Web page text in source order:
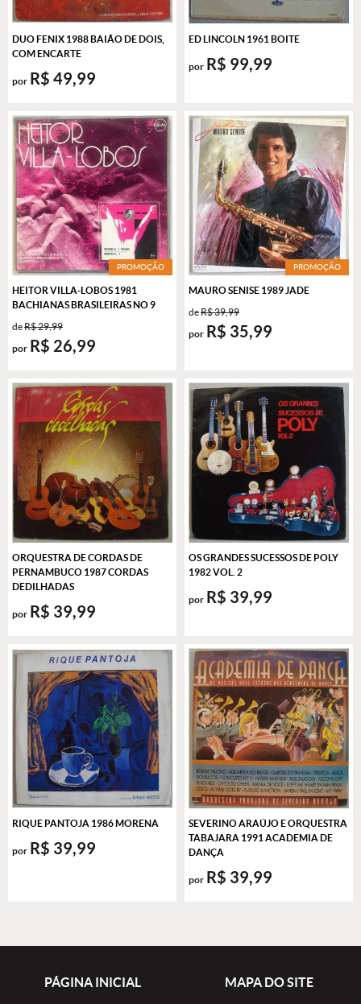
DUO FENIX 1988 BAIÃO DE DOIS,
COM ENCARTE
por R$ 49,99
ED LINCOLN 1961 BOITE
por R$ 99,99
PROMOÇÃO
HEITOR VILLA-LOBOS 1981
BACHIANAS BRASILEIRAS NO 9
deR$ 29,99
por R$ 26,99
PROMOÇÃO
MAURO SENISE 1989 JADE
deR$ 39,99
por R$ 35,99
ORQUESTRA DE CORDAS DE
PERNAMBUCO 1987 CORDAS
DEDILHADAS
por R$ 39,99
OS GRANDES SUCESSOS DE POLY
1982 VOL. 2
por R$ 39,99
RIQUE PANTOJA 1986 MORENA
por R$ 39,99
SEVERINO ARAÚJO E ORQUESTRA
TABAJARA 1991 ACADEMIA DE
DANÇA
por R$ 39,99
PÁGINA INICIAL MAPA DO SITE